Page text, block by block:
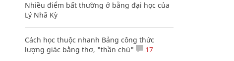
Nhiều điểm bất thường ở bằng đại học của
Lý Nhã Kỳ
Cách học thuộc nhanh Bảng công thức
lượng giác bằng thơ, "thần chú"
17